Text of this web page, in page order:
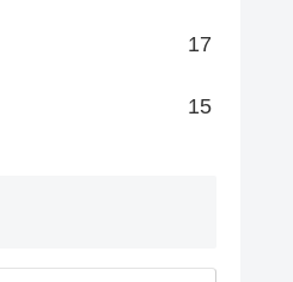
17
15